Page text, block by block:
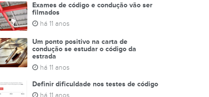
Exames de código e condução vão ser
filmados
há 11 anos
Um ponto positivo na carta de
condução se estudar o código da
estrada
há 11 anos
Definir dificuldade nos testes de código
há 11 anos